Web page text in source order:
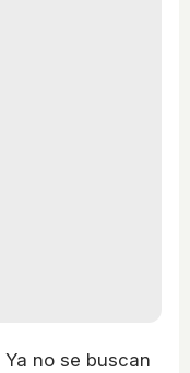
Ya no se buscan